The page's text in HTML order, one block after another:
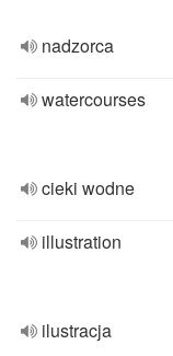
nadzorca
watercourses
cieki wodne
illustration
ilustracja